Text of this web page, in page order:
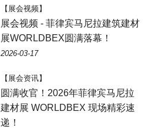
【展会视频】
展会视频 - 菲律宾马尼拉建筑建材
展WORLDBEX圆满落幕！
2026-03-17
【展会资讯】
圆满收官！2026年菲律宾马尼拉
建材展 WORLDBEX 现场精彩速
递！